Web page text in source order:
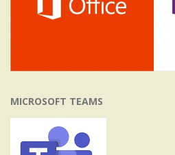
MICROSOFT TEAMS